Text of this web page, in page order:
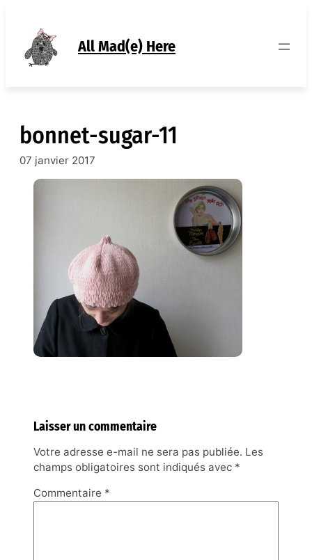
contenu
All Mad(e) Here
bonnet-sugar-11
07 janvier 2017
Laisser un commentaire
Votre adresse e-mail ne sera pas publiée. Les
champs obligatoires sont indiqués avec *
Commentaire *